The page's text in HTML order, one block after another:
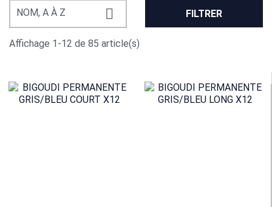
NOM, A À Z  FILTRER
Affichage 1-12 de 85 article(s)